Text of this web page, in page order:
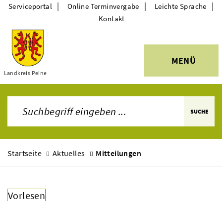
Themen
Landkreis Peine
MENÜ
Serviceportal | Online Terminvergabe | Leichte Sprache |
Kontakt
SUCHE
Startseite Aktuelles Mitteilungen
Vorlesen